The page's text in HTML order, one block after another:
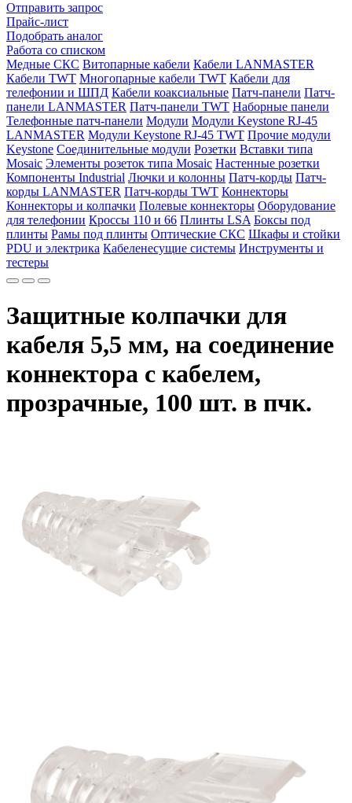
Отправить запрос
Прайс-лист
Подобрать аналог
Работа со списком
Медные СКС Витопарные кабели Кабели LANMASTER
Кабели TWT Многопарные кабели TWT Кабели для
телефонии и ШПД Кабели коаксиальные Патч-панели Патч-
панели LANMASTER Патч-панели TWT Наборные панели
Телефонные патч-панели Модули Модули Keystone RJ-45
LANMASTER Модули Keystone RJ-45 TWT Прочие модули
Keystone Соединительные модули Розетки Вставки типа
Mosaic Элементы розеток типа Mosaic Настенные розетки
Компоненты Industrial Лючки и колонны Патч-корды Патч-
корды LANMASTER Патч-корды TWT Коннекторы
Коннекторы и колпачки Полевые коннекторы Оборудование
для телефонии Кроссы 110 и 66 Плинты LSA Боксы под
плинты Рамы под плинты Оптические СКС Шкафы и стойки
PDU и электрика Кабеленесущие системы Инструменты и
тестеры
Защитные колпачки для
кабеля 5,5 мм, на соединение
коннектора с кабелем,
прозрачные, 100 шт. в пчк.